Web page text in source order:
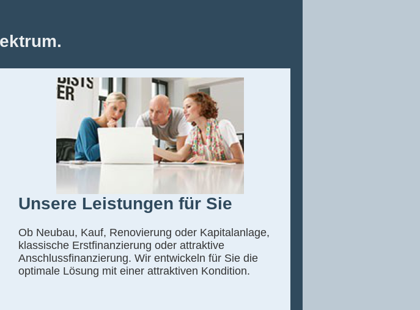
Unsere Leistungen für Sie
Ob Neubau, Kauf, Renovierung oder Kapitalanlage,
klassische Erstfinanzierung oder attraktive
Anschlussfinanzierung. Wir entwickeln für Sie die
optimale Lösung mit einer attraktiven Kondition.